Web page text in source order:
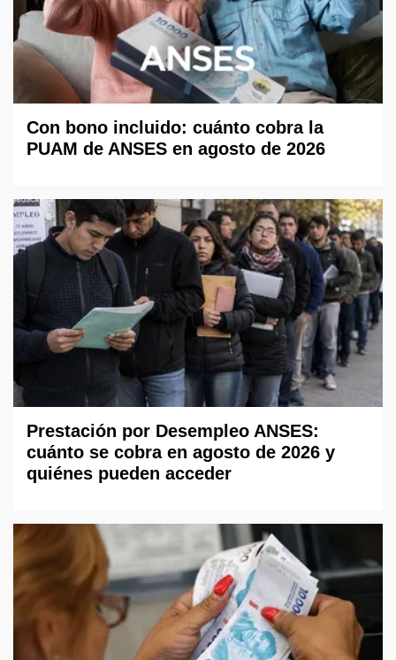
Con bono incluido: cuánto cobra la
PUAM de ANSES en agosto de 2026
Prestación por Desempleo ANSES:
cuánto se cobra en agosto de 2026 y
quiénes pueden acceder